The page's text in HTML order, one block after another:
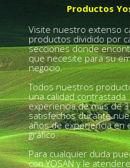
Productos
Visite nuestro extenso
productos dividido por
secciones donde
que necesite para su
negocio.
Todos nuestros
una calidad contrastada
experiencia de más de
satisfechos durante
años de experiencia en
gráfico.
Para cualquier duda
con YOSAN y le